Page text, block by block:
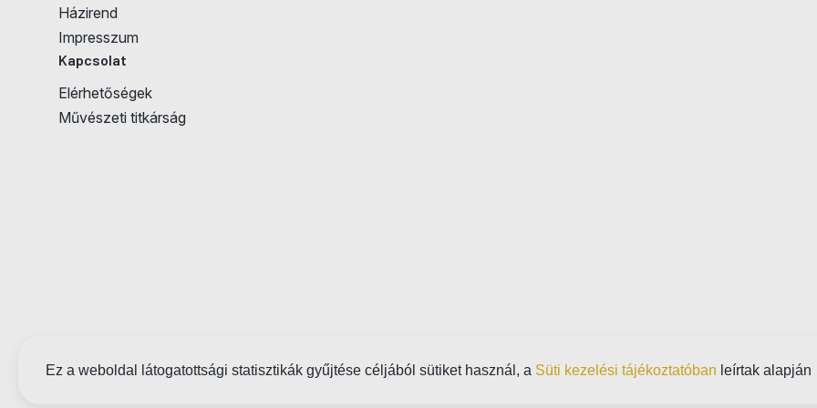
Ez a weboldal látogatottsági statisztikák gyűjtése céljából sütiket használ, a Süti kezelési tájékoztatóban leírtak alapján
Házirend
Impresszum
Kapcsolat
Elérhetőségek
Művészeti titkárság
Próbatábla